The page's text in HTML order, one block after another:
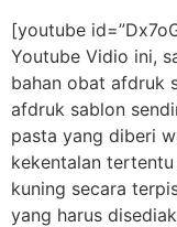
[youtube
Youtube Vidio ini,
bahan obat afdruk
afdruk sablon
pasta yang diberi
kekentalan
kuning secara
yang harus